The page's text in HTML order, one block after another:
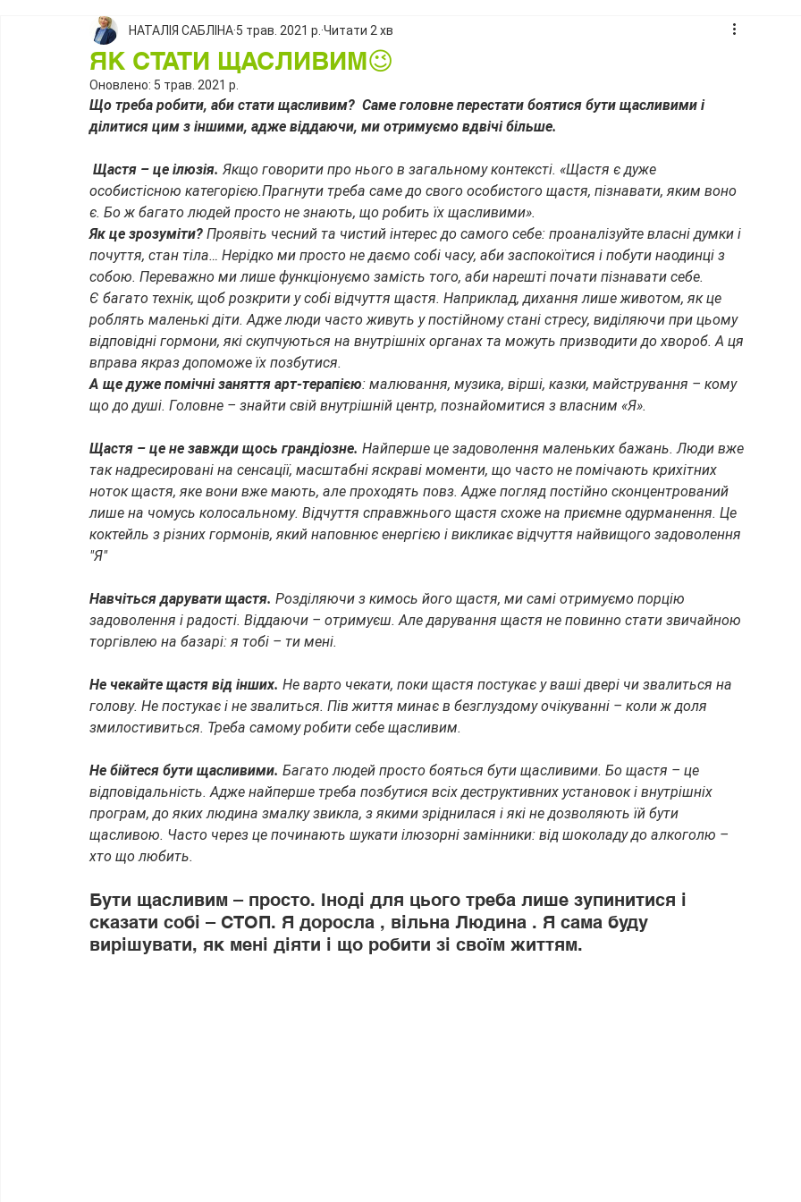
ЯК СТАТИ ЩАСЛИВИМ😉
НАТАЛІЯ САБЛІНА 5 трав. 2021 р. Читати 2 хв
Оновлено: 5 трав. 2021 р.
Що треба робити, аби стати щасливим?  Саме головне перестати боятися бути щасливими і
ділитися цим з іншими, адже віддаючи, ми отримуємо вдвічі більше.
Щастя – це ілюзія. Якщо говорити про нього в загальному контексті. «Щастя є дуже
особистісною категорією.Прагнути треба саме до свого особистого щастя, пізнавати, яким воно
є. Бо ж багато людей просто не знають, що робить їх щасливими».
Як це зрозуміти? Проявіть чесний та чистий інтерес до самого себе: проаналізуйте власні думки і
почуття, стан тіла… Нерідко ми просто не даємо собі часу, аби заспокоїтися і побути наодинці з
собою. Переважно ми лише функціонуємо замість того, аби нарешті почати пізнавати себе.
Є багато технік, щоб розкрити у собі відчуття щастя. Наприклад, дихання лише животом, як це
роблять маленькі діти. Адже люди часто живуть у постійному стані стресу, виділяючи при цьому
відповідні гормони, які скупчуються на внутрішніх органах та можуть призводити до хвороб. А ця
вправа якраз допоможе їх позбутися.
А ще дуже помічні заняття арт-терапією: малювання, музика, вірші, казки, майстрування – кому
що до душі. Головне – знайти свій внутрішній центр, познайомитися з власним «Я».
Щастя – це не завжди щось грандіозне. Найперше це задоволення маленьких бажань. Люди вже
так надресировані на сенсації, масштабні яскраві моменти, що часто не помічають крихітних
ноток щастя, яке вони вже мають, але проходять повз. Адже погляд постійно сконцентрований
лише на чомусь колосальному. Відчуття справжнього щастя схоже на приємне одурманення. Це
коктейль з різних гормонів, який наповнює енергією і викликає відчуття найвищого задоволення
"Я"
Навчіться дарувати щастя. Розділяючи з кимось його щастя, ми самі отримуємо порцію
задоволення і радості. Віддаючи – отримуєш. Але дарування щастя не повинно стати звичайною
торгівлею на базарі: я тобі – ти мені.
Не чекайте щастя від інших. Не варто чекати, поки щастя постукає у ваші двері чи звалиться на
голову. Не постукає і не звалиться. Пів життя минає в безглуздому очікуванні – коли ж доля
змилостивиться. Треба самому робити себе щасливим.
Не бійтеся бути щасливими. Багато людей просто бояться бути щасливими. Бо щастя – це
відповідальність. Адже найперше треба позбутися всіх деструктивних установок і внутрішніх
програм, до яких людина змалку звикла, з якими зріднилася і які не дозволяють їй бути
щасливою. Часто через це починають шукати ілюзорні замінники: від шоколаду до алкоголю –
хто що любить.
Бути щасливим – просто. Іноді для цього треба лише зупинитися і
сказати собі – СТОП. Я доросла , вільна Людина . Я сама буду
вирішувати, як мені діяти і що робити зі своїм життям.